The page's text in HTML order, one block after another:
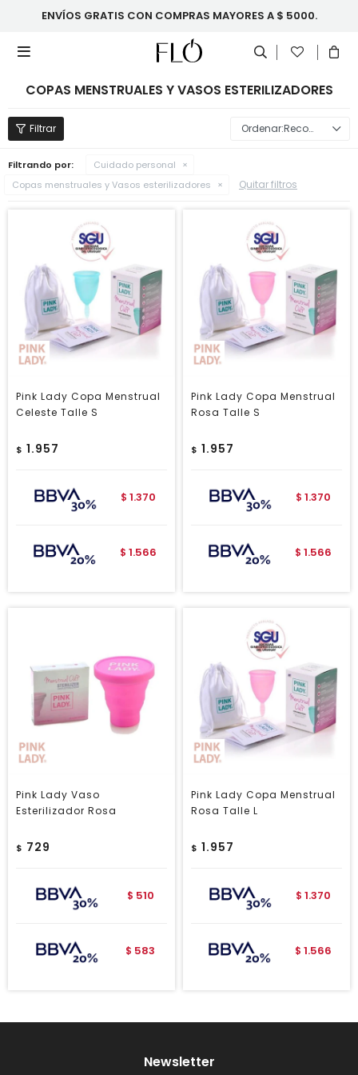
ENVÍOS GRATIS CON COMPRAS MAYORES A $ 5000.

COPAS MENSTRUALES Y VASOS ESTERILIZADORES
Recomendados
Filtrando por:
Cuidado personal
Copas menstruales y Vasos esterilizadores
Quitar filtros
Pink Lady Copa Menstrual
Celeste Talle S
$ 1.957
$ 1.370
$ 1.566
Pink Lady Copa Menstrual
Rosa Talle S
$ 1.957
$ 1.370
$ 1.566
Pink Lady Vaso
Esterilizador Rosa
$ 729
$ 510
$ 583
Pink Lady Copa Menstrual
Rosa Talle L
$ 1.957
$ 1.370
$ 1.566
Newsletter